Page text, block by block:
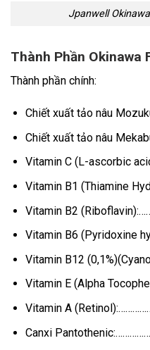
Jpanwell
Thành Phần Okinawa
Thành phần chính:
Chiết xuất tảo nâu
Chiết xuất tảo nâu
Vitamin C (L-ascorbic
Vitamin B1 (Thiamine
Vitamin B2
Vitamin B6 (Pyridoxine
Vitamin B12
Vitamin E (Alpha
Vitamin A
Canxi